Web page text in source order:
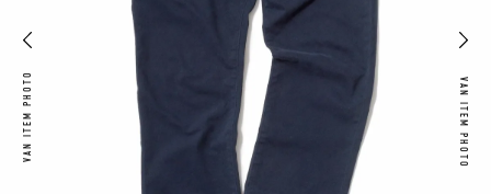
VAN ITEM PHOTO
VAN ITEM PHOTO